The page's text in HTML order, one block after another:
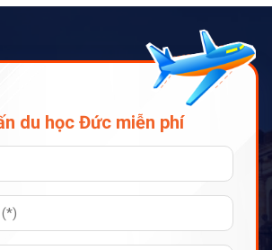
du học Đức miễn phí